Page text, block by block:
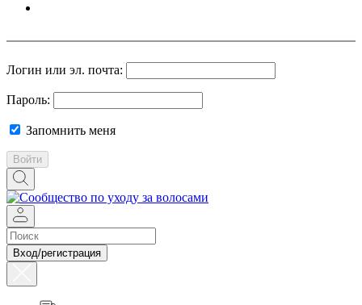
Логин или эл. почта:
Пароль:
Запомнить меня
Войти
Вход/регистрация